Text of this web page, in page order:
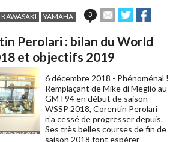
KAWASAKI YAMAHA 3
Envoyer
cet
à
un
ami
Partager
sur sur
Perolari : bilan du World
et objectifs 2019
6 décembre 2018 - Phénoménal !
Remplaçant de Mike di Meglio au
GMT94 en début de saison
WSSP 2018, Corentin Perolari
n'a cessé de progresser depuis.
Ses très belles courses de fin de
saison 2018 font espérer